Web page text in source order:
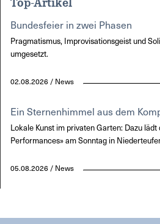
Bundesfeier in zwei Phasen
Pragmatismus, Improvisationsgeist und
umgesetzt.
02.08.2026 / News
Ein Sternenhimmel aus dem
Lokale Kunst im privaten Garten: Dazu
Performances» am Sonntag in
05.08.2026 / News